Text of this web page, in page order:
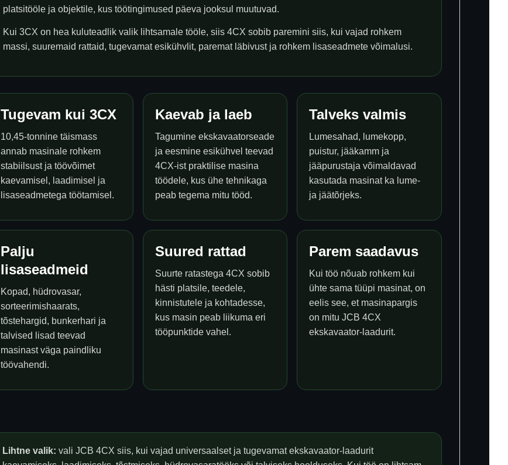
platsitööle ja objektile, kus töötingimused päeva jooksul muutuvad.
Kui 3CX on hea kuluteadlik valik lihtsamale tööle, siis 4CX sobib paremini siis, kui vajad rohkem
massi, suuremaid rattaid, tugevamat esikühvlit, paremat läbivust ja rohkem lisaseadmete võimalusi.
Tugevam kui 3CX
10,45-tonnine täismass
annab masinale rohkem
stabiilsust ja töövõimet
kaevamisel, laadimisel ja
lisaseadmetega töötamisel.
Kaevab ja laeb
Tagumine ekskavaatorseade
ja eesmine esikühvel teevad
4CX-ist praktilise masina
töödele, kus ühe tehnikaga
peab tegema mitu tööd.
Talveks valmis
Lumesahad, lumekopp,
puistur, jääkamm ja
jääpurustaja võimaldavad
kasutada masinat ka lume-
ja jäätõrjeks.
Palju
lisaseadmeid
Kopad, hüdrovasar,
sorteerimishaarats,
tõstehargid, bunkerhari ja
talvised lisad teevad
masinast väga paindliku
töövahendi.
Suured rattad
Suurte ratastega 4CX sobib
hästi platsile, teedele,
kinnistutele ja kohtadesse,
kus masin peab liikuma eri
tööpunktide vahel.
Parem saadavus
Kui töö nõuab rohkem kui
ühte sama tüüpi masinat, on
eelis see, et masinapargis
on mitu JCB 4CX
ekskavaator-laadurit.
Lihtne valik: vali JCB 4CX siis, kui vajad universaalset ja tugevamat ekskavaator-laadurit